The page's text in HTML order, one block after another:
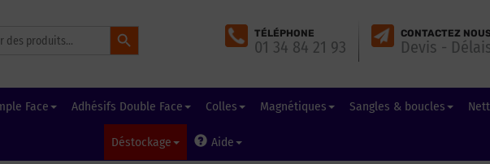
Search Button
TÉLÉPHONE
01 34 84 21 93
CONTACTEZ
Devis -
Face Adhésifs Double Face Colles Magnétiques Sangles & boucles
Déstockage Aide